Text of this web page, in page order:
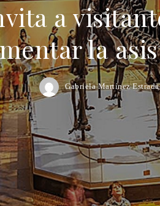
a
la
Gabriela Martínez Estrada